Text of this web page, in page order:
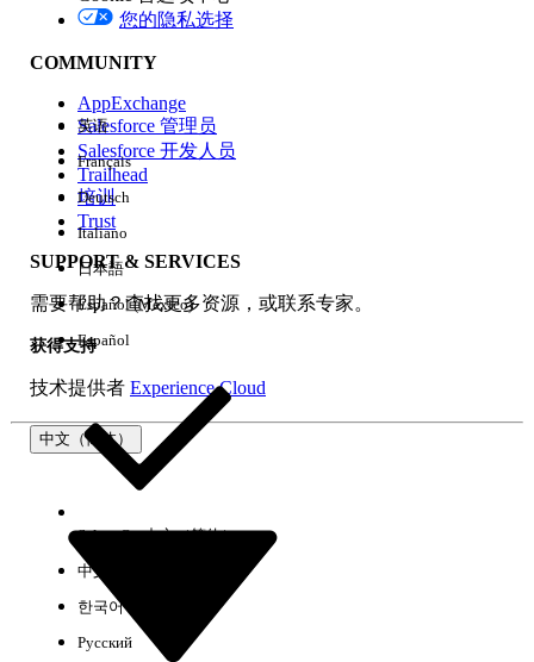
版本
体验
您的隐私选择
COMMUNITY
AppExchange
Salesforce 管理员
Salesforce 开发人员
Trailhead
培训
Trust
SUPPORT & SERVICES
需要帮助？查找更多资源，或联系专家。
获得支持
技术提供者 Experience Cloud
中文（简体）
英语
Français
Deutsch
Italiano
日本語
Español (México)
Español
Select Org中文（简体）
中文（繁体）
한국어
Русский